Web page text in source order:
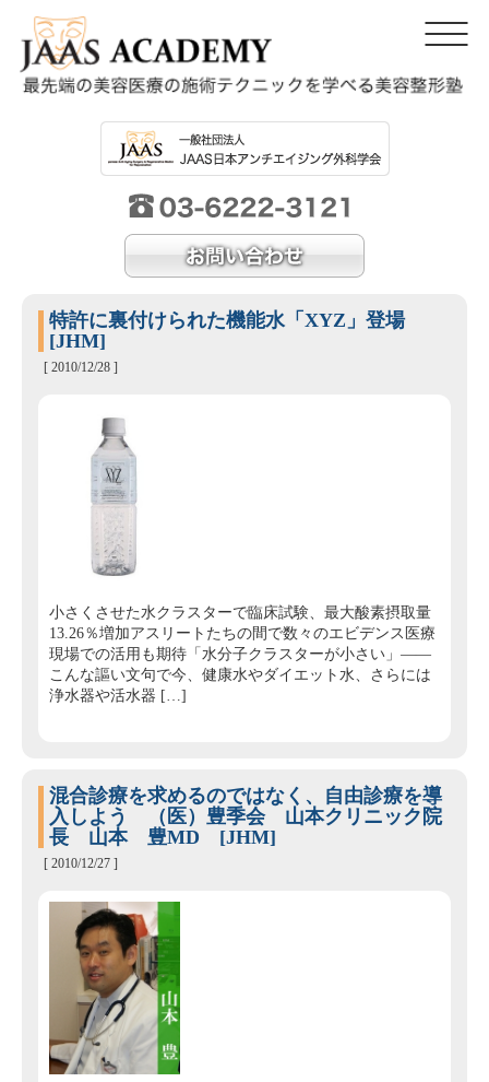
特許に裏付けられた機能水「XYZ」登場
[JHM]
[ 2010/12/28 ]
小さくさせた水クラスターで臨床試験、最大酸素摂取量
13.26％増加アスリートたちの間で数々のエビデンス医療
現場での活用も期待「水分子クラスターが小さい」——
こんな謳い文句で今、健康水やダイエット水、さらには
浄水器や活水器 […]
混合診療を求めるのではなく、自由診療を導
入しよう （医）豊季会 山本クリニック院
長 山本 豊MD [JHM]
[ 2010/12/27 ]